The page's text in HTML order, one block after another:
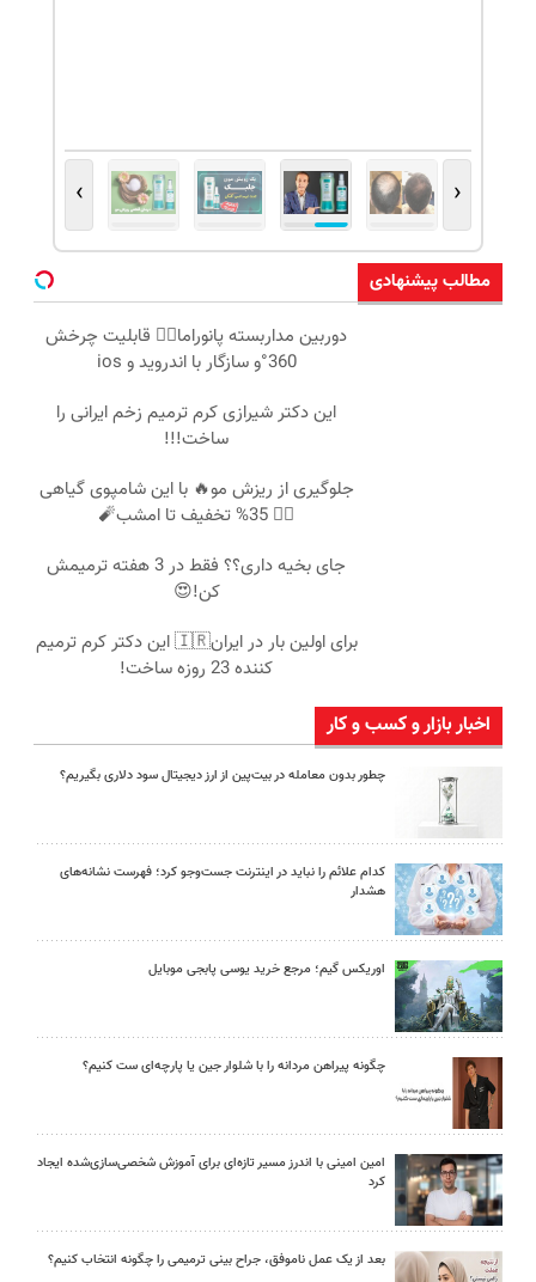
‹
›
مطالب پیشنهادی
دوربین مداربسته پانوراما👈🏻 قابلیت چرخش
360°و سازگار با اندروید و ios
این دکتر شیرازی کرم ترمیم زخم ایرانی را
ساخت!!!
جلوگیری از ریزش مو🔥 با این شامپوی گیاهی
👌🏻 35% تخفیف تا امشب🧨
جای بخیه داری؟؟ فقط در 3 هفته ترمیمش
کن!😍
برای اولین بار در ایران🇮🇷 این دکتر کرم ترمیم
کننده 23 روزه ساخت!
اخبار بازار و کسب و کار
چطور بدون معامله در بیت‌پین از ارز دیجیتال سود دلاری بگیریم؟
کدام علائم را نباید در اینترنت جست‌وجو کرد؛ فهرست نشانه‌های
هشدار
اوریکس گیم؛ مرجع خرید یوسی پابجی موبایل
چگونه پیراهن مردانه را با شلوار جین یا پارچه‌ای ست کنیم؟
امین امینی با اندرز مسیر تازه‌ای برای آموزش شخصی‌سازی‌شده ایجاد
کرد
بعد از یک عمل ناموفق، جراح بینی ترمیمی را چگونه انتخاب کنیم؟